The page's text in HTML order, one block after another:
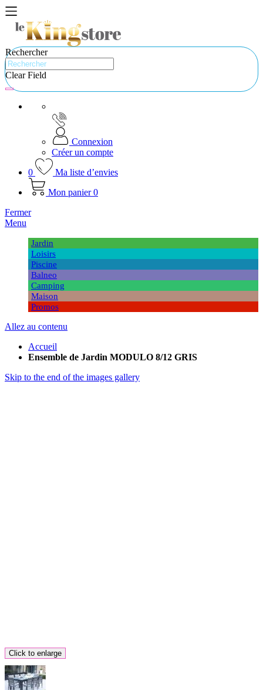
Rechercher
Clear Field
Connexion
Créer un compte
0
Ma liste d’envies
Mon panier 0
Fermer
Menu
Jardin
Loisirs
Piscine
Balneo
Camping
Maison
Promos
Allez au contenu
Accueil
Ensemble de Jardin MODULO 8/12 GRIS
Skip to the end of the images gallery
Click to enlarge